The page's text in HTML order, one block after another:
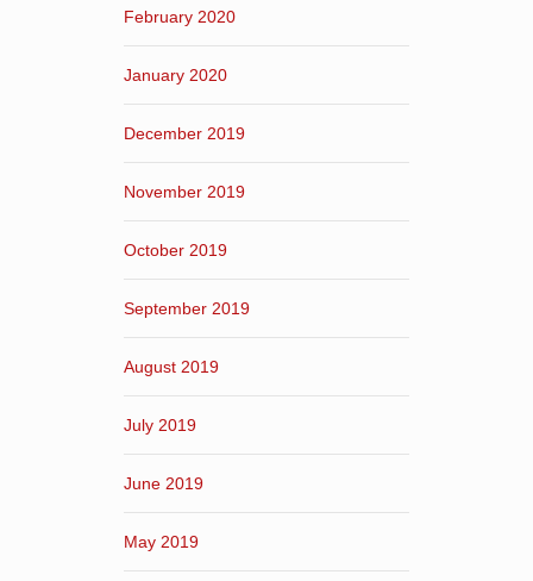
February 2020
January 2020
December 2019
November 2019
October 2019
September 2019
August 2019
July 2019
June 2019
May 2019